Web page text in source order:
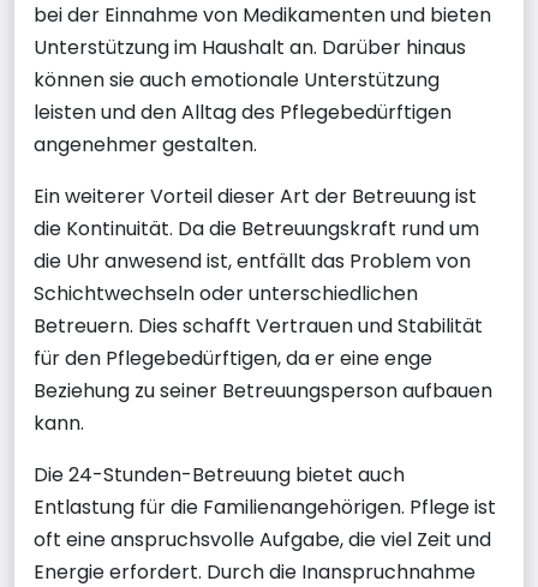
bei der Einnahme von Medikamenten und bieten
Unterstützung im Haushalt an. Darüber hinaus
können sie auch emotionale Unterstützung
leisten und den Alltag des Pflegebedürftigen
angenehmer gestalten.
Ein weiterer Vorteil dieser Art der Betreuung ist
die Kontinuität. Da die Betreuungskraft rund um
die Uhr anwesend ist, entfällt das Problem von
Schichtwechseln oder unterschiedlichen
Betreuern. Dies schafft Vertrauen und Stabilität
für den Pflegebedürftigen, da er eine enge
Beziehung zu seiner Betreuungsperson aufbauen
kann.
Die 24-Stunden-Betreuung bietet auch
Entlastung für die Familienangehörigen. Pflege ist
oft eine anspruchsvolle Aufgabe, die viel Zeit und
Energie erfordert. Durch die Inanspruchnahme